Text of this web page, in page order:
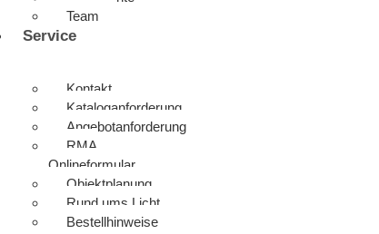
Team
Service
Kontakt
Kataloganforderung
Angebotanforderung
RMA
Onlineformular
Objektplanung
Rund ums Licht
Bestellhinweise